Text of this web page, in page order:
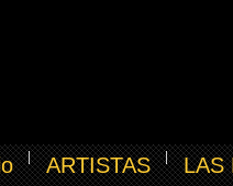
ARTISTAS LAS